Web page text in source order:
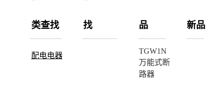
类查找
配电电器
找 品
TGW1N
万能式断
路器
新品